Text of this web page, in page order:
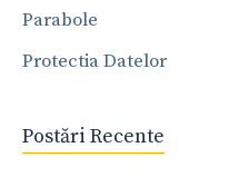
Parabole
Protectia Datelor
Postări Recente